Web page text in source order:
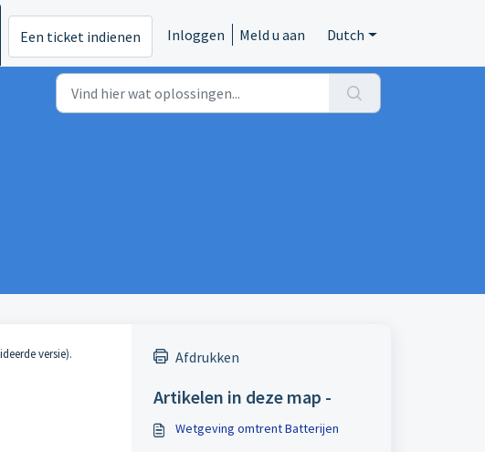
Een ticket indienen Inloggen Meld u aan Dutch
versie).
Afdrukken
Artikelen in deze map -
Wetgeving omtrent Batterijen